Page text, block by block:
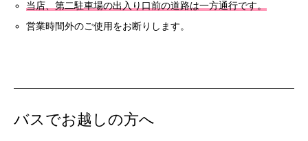
当店、第二駐車場の出入り口前の道路は一方通行です。
営業時間外のご使用をお断りします。
バスでお越しの方へ